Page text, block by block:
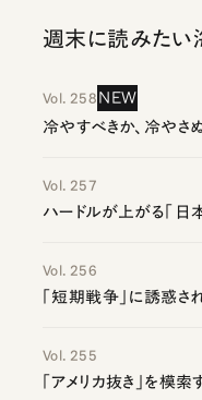
週末に読みたい
Vol. 258 NEW
冷やすべきか、冷やさ
Vol. 257
ハードルが上がる「日
Vol. 256
「短期戦争」に誘惑さ
Vol. 255
「アメリカ抜き」を模